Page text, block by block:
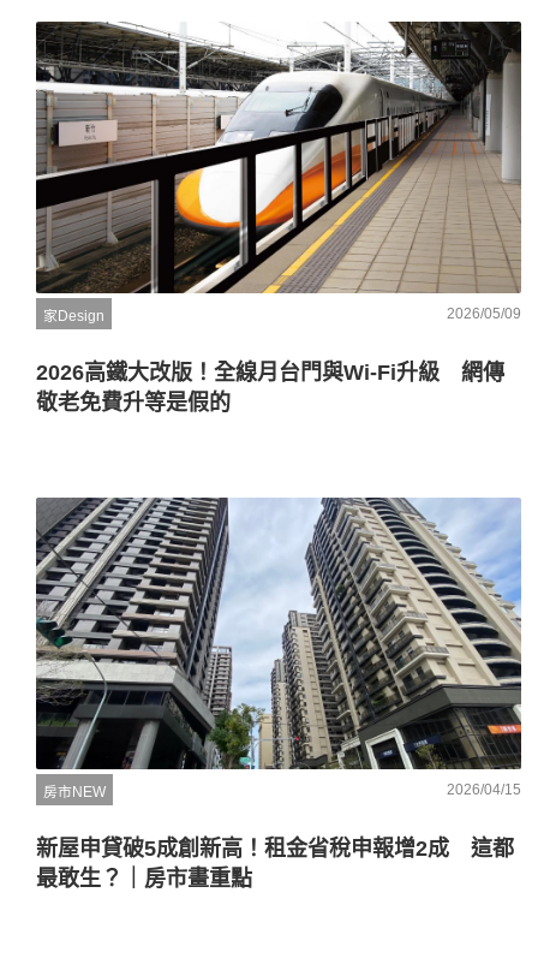
家Design 2026/05/09
2026高鐵大改版！全線月台門與Wi-Fi升級 網傳
敬老免費升等是假的
房市NEW 2026/04/15
新屋申貸破5成創新高！租金省稅申報增2成 這都
最敢生？｜房市畫重點